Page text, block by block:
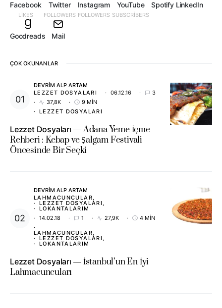
Facebook
LIKES
Twitter
FOLLOWERS
Instagram
FOLLOWERS
YouTube
SUBSCRIBERS
Spotify LinkedIn
Goodreads Mail
ÇOK OKUNANLAR
DEVRIM ALP ARTAM
LEZZET DOSYALARI
06.12.16
3
37,8K
9 MIN
LEZZET DOSYALARI
Lezzet Dosyaları
Adana Yeme İçme
Rehberi : Kebap ve Şalgam Festivali
Öncesinde Bir Seçki
DEVRIM ALP ARTAM
LAHMACUNCULAR
LEZZET DOSYALARI
LOKANTALARIM
14.02.18
1 27,9K 4 MIN
LAHMACUNCULAR
LEZZET DOSYALARI
LOKANTALARIM
Lezzet Dosyaları
İstanbul’un En İyi
Lahmacuncuları